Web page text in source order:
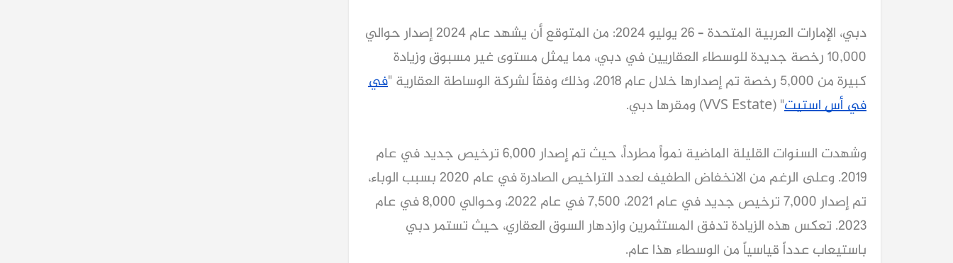
دبي، الإمارات العربية المتحدة – 26 يوليو 2024: من المتوقع أن يشهد عام 2024 إصدار حوالي
10,000 رخصة جديدة للوسطاء العقاريين في دبي، مما يمثل مستوى غير مسبوق وزيادة
كبيرة من 5,000 رخصة تم إصدارها خلال عام 2018، وذلك وفقاً لشركة الوساطة العقارية "
في
في أس استيت" (VVS Estate) ومقرها دبي.
وشهدت السنوات القليلة الماضية نمواً مطرداً، حيث تم إصدار 6,000 ترخيص جديد في عام
2019. وعلى الرغم من الانخفاض الطفيف لعدد التراخيص الصادرة في عام 2020 بسبب الوباء،
تم إصدار 7,000 ترخيص جديد في عام 2021، 7,500 في عام 2022، وحوالي 8,000 في عام
2023. تعكس هذه الزيادة تدفق المستثمرين وازدهار السوق العقاري، حيث تستمر دبي
باستيعاب عدداً قياسياً من الوسطاء هذا عام.